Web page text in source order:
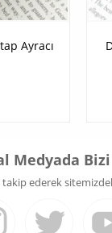
Ayracı
Medyada
takip ederek